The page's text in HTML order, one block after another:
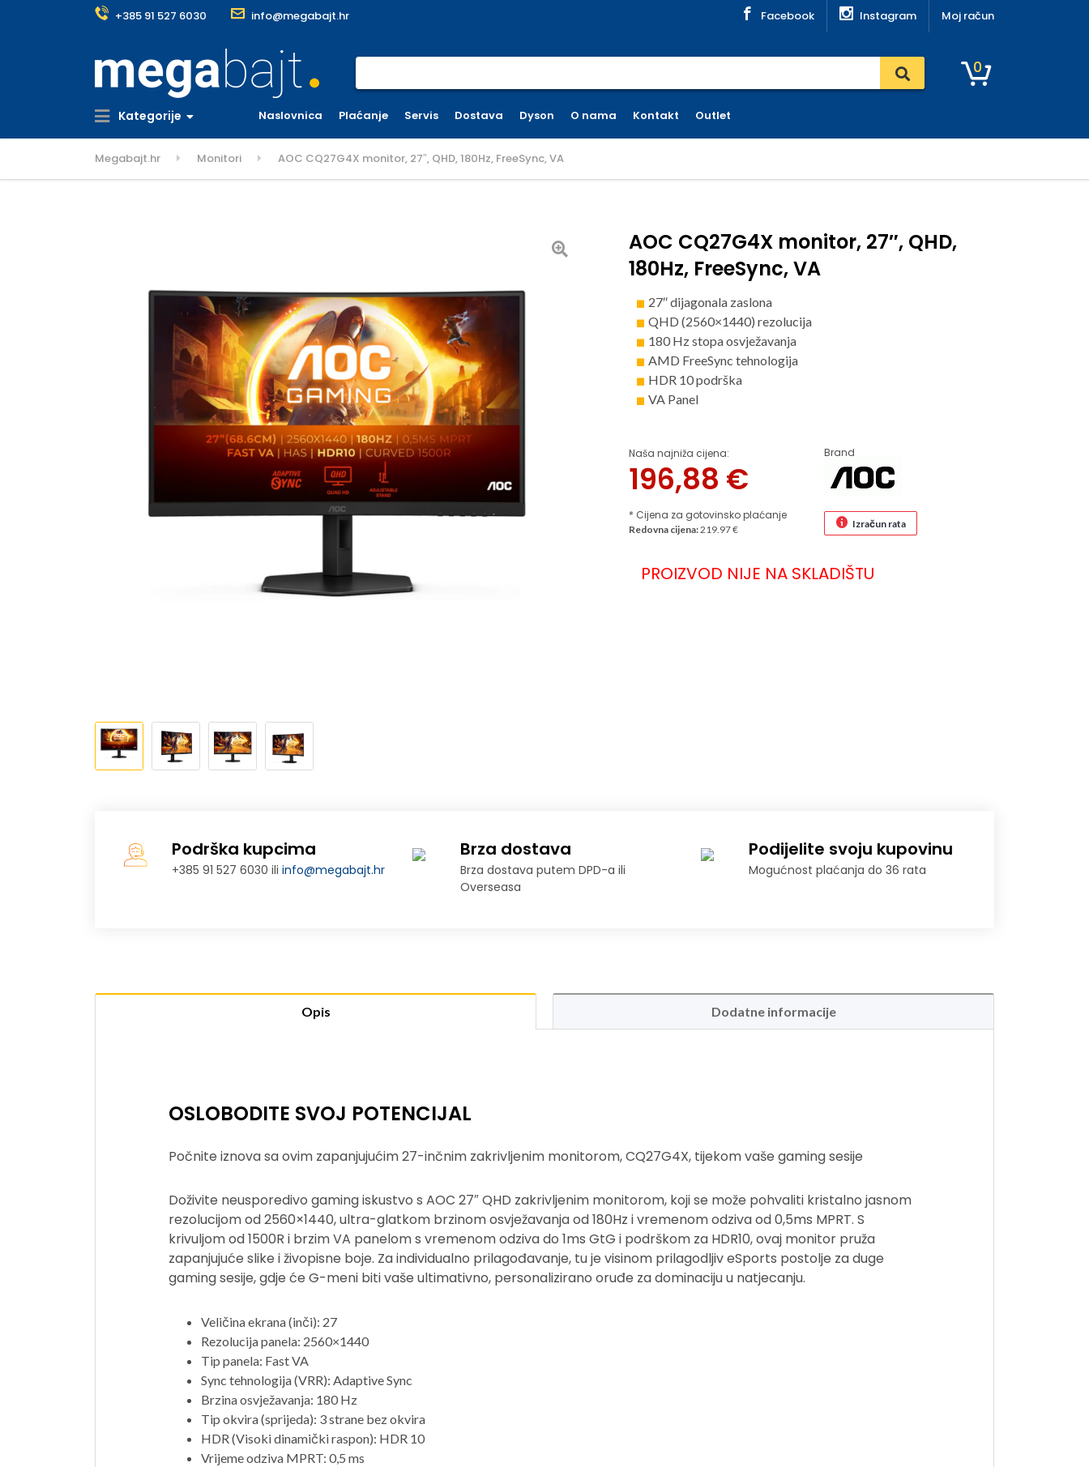
+385 91 527 6030 info@megabajt.hr Facebook Instagram Moj račun
0
Kategorije Naslovnica Plaćanje Servis Dostava Dyson O nama Kontakt Outlet
Megabajt.hr Monitori AOC CQ27G4X monitor, 27″, QHD, 180Hz, FreeSync, VA
AOC CQ27G4X monitor, 27″, QHD,
180Hz, FreeSync, VA
27″ dijagonala zaslona
QHD (2560×1440) rezolucija
180 Hz stopa osvježavanja
AMD FreeSync tehnologija
HDR 10 podrška
VA Panel
Naša najniža cijena:
196,88 €
* Cijena za gotovinsko plaćanje
Brand
Redovna cijena:219.97 € Izračun rata
PROIZVOD NIJE NA SKLADIŠTU
Podrška kupcima
+385 91 527 6030 iliinfo@megabajt.hr
Brza dostava
Brza dostava putem DPD-a ili
Overseasa
Podijelite svoju kupovinu
Mogućnost plaćanja do 36 rata
Opis Dodatne informacije
OSLOBODITE SVOJ POTENCIJAL
Počnite iznova sa ovim zapanjujućim 27-inčnim zakrivljenim monitorom, CQ27G4X, tijekom vaše gaming sesije
Doživite neusporedivo gaming iskustvo s AOC 27″ QHD zakrivljenim monitorom, koji se može pohvaliti kristalno jasnom
rezolucijom od 2560×1440, ultra-glatkom brzinom osvježavanja od 180Hz i vremenom odziva od 0,5ms MPRT. S
krivuljom od 1500R i brzim VA panelom s vremenom odziva do 1ms GtG i podrškom za HDR10, ovaj monitor pruža
zapanjujuće slike i živopisne boje. Za individualno prilagođavanje, tu je visinom prilagodljiv eSports postolje za duge
gaming sesije, gdje će G-meni biti vaše ultimativno, personalizirano oruđe za dominaciju u natjecanju.
Veličina ekrana (inči): 27
Rezolucija panela: 2560×1440
Tip panela: Fast VA
Sync tehnologija (VRR): Adaptive Sync
Brzina osvježavanja: 180 Hz
Tip okvira (sprijeda): 3 strane bez okvira
HDR (Visoki dinamički raspon): HDR 10
Vrijeme odziva MPRT: 0,5 ms